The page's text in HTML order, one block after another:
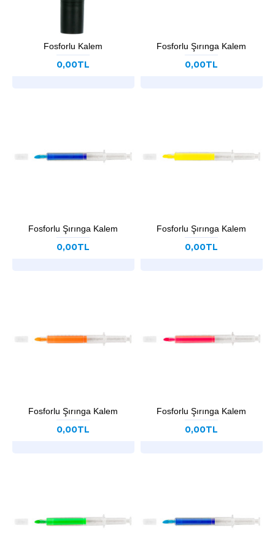
Fosforlu Kalem
0,00TL
Fosforlu Şırınga Kalem
0,00TL
Fosforlu Şırınga Kalem
0,00TL
Fosforlu Şırınga Kalem
0,00TL
Fosforlu Şırınga Kalem
0,00TL
Fosforlu Şırınga Kalem
0,00TL